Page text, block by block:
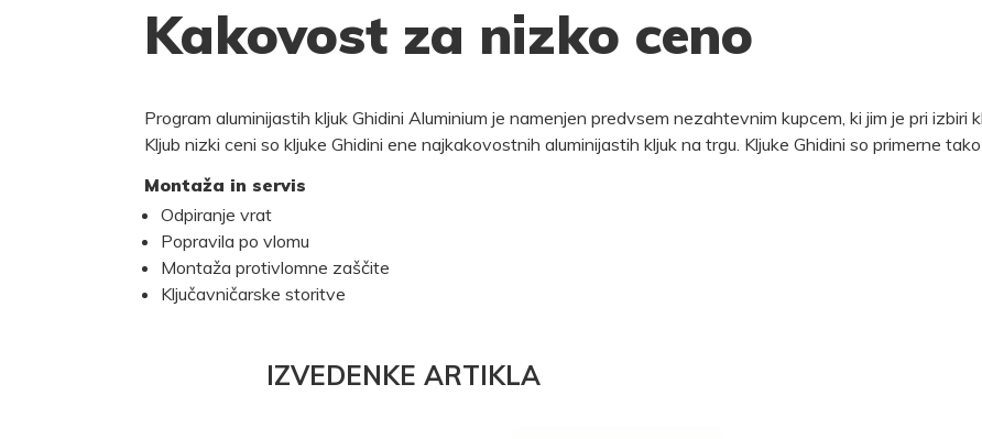
Kakovost za nizko ceno
Program aluminijastih kljuk Ghidini Aluminium je namenjen predvsem nezahtevnim kupcem, ki jim je pri izbiri
Kljub nizki ceni so kljuke Ghidini ene najkakovostnih aluminijastih kljuk na trgu. Kljuke Ghidini so primerne
Montaža in servis
Odpiranje vrat
Popravila po vlomu
Montaža protivlomne zaščite
Ključavničarske storitve
IZVEDENKE ARTIKLA